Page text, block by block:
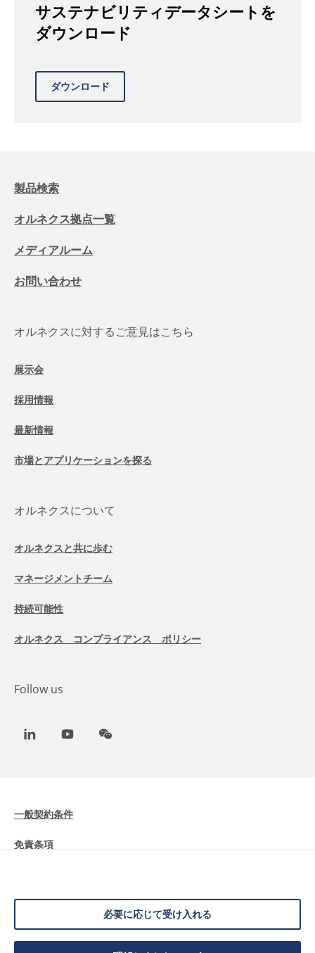
必要に応じて受け入れる
サステナビリティデータシートを
ダウンロード
製品検索
オルネクス拠点一覧
メディアルーム
お問い合わせ
オルネクスに対するご意見はこちら
展示会
採用情報
最新情報
市場とアプリケーションを探る
オルネクスについて
オルネクスと共に歩む
マネージメントチーム
持続可能性
オルネクス コンプライアンス ポリシー
Follow us
LinkedInYoutubeWeChat
一般契約条件
免責条項
データ保護